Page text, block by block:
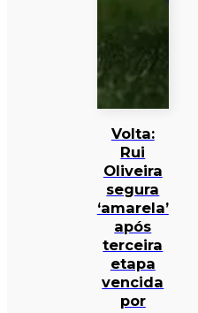
Volta:
Rui
Oliveira
segura
‘amarela’
após
terceira
etapa
vencida
por